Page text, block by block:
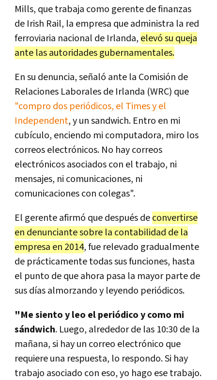
Mills, que trabaja como gerente de finanzas
de Irish Rail, la empresa que administra la red
ferroviaria nacional de Irlanda, elevó su queja
ante las autoridades gubernamentales.
En su denuncia, señaló ante la Comisión de
Relaciones Laborales de Irlanda (WRC) que
"compro dos periódicos, el Times y el
Independent, y un sandwich. Entro en mi
cubículo, enciendo mi computadora, miro los
correos electrónicos. No hay correos
electrónicos asociados con el trabajo, ni
mensajes, ni comunicaciones, ni
comunicaciones con colegas".
El gerente afirmó que después deconvertirse
en denunciante sobre la contabilidad de la
empresa en 2014, fue relevado gradualmente
de prácticamente todas sus funciones, hasta
el punto de que ahora pasa la mayor parte de
sus días almorzando y leyendo periódicos.
"Me siento y leo el periódico y como mi
sándwich. Luego, alrededor de las 10:30 de la
mañana, si hay un correo electrónico que
requiere una respuesta, lo respondo. Si hay
trabajo asociado con eso, yo hago ese trabajo.